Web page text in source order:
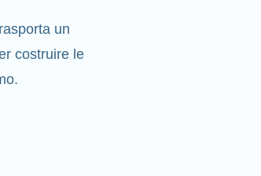
un
costruire le